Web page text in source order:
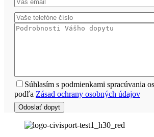
Súhlasím s podmienkami spracúvania
podľa Zásad ochrany osobných údajov